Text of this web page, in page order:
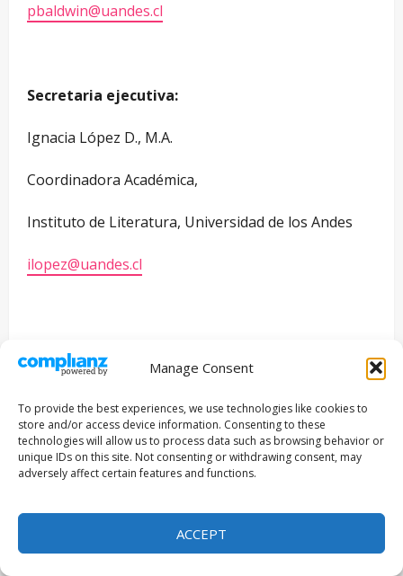
Manage Consent
To provide the best experiences, we use technologies like cookies to
store and/or access device information. Consenting to these
technologies will allow us to process data such as browsing behavior or
unique IDs on this site. Not consenting or withdrawing consent, may
adversely affect certain features and functions.
ACCEPT
pbaldwin@uandes.cl
Secretaria ejecutiva:
Ignacia López D., M.A.
Coordinadora Académica,
Instituto de Literatura, Universidad de los Andes
ilopez@uandes.cl
Comité Académico:
Carmen Sofía Brenes, Ph.D.
Susana Bunster H., M.A.
Miguel Donoso Rodríguez, Ph.D.
Braulio Fernández Biggs, Ph.D.